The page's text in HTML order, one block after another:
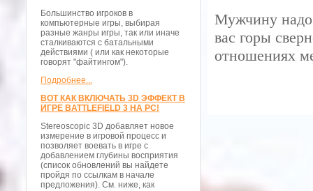
Большинство игроков в
компьютерные игры, выбирая
разные жанры игры, так или иначе
сталкиваются с батальными
действиями ( или как некоторые
говорят "файтингом").
Подробнее...
ВОТ КАК ВКЛЮЧАТЬ 3D ЭФФЕКТ В
ИГРЕ BATTLEFIELD 3 НА PC!
Stereoscopic 3D добавляет новое
измерение в игровой процесс и
позволяет воевать в игре с
добавлением глубины восприятия
(список обновлений вы найдете
пройдя по ссылкам в начале
предложения). См. ниже, как
Мужчину надо
вас горы
отношениях